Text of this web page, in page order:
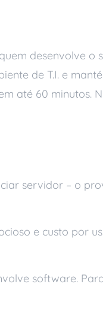
desenvolve o
de T.I. e
até 60 minutos.
servidor – o
e custo por
software.